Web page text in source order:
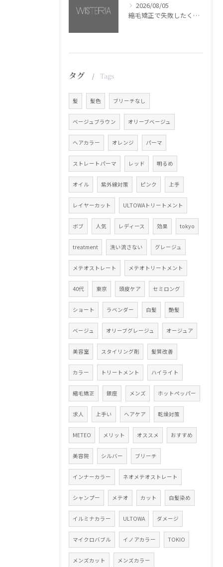
2026/08/05
縮毛矯正で失敗したくない方へ【銀座・美容室WISTERIA】
タグ Tags
髪 髪色 ブリーチなし
ベージュブラウン オリーブベージュ
ヘアカラー オレンジ パーマ
ストレートパーマ レッド 明るめ
オイル 紫外線対策 ピンク 上手
レイヤーカット ULTOWAトリートメント
ボブ 人気 レディース 効果 tokyo
treatment 洗い流さない グレージュ
メテオストレート メテオトリートメント
40代 東京 頭皮ケア セミロング
ショート ラベンダー 白髪 艶髪
ベージュ オリーブグレージュ オージュア
美容室 スタイリング剤 髪質改善
カラー トリートメント ハイライト
縮毛矯正 銀座 メンズ ホットペッパー
求人 上手い ヘアケア 乾燥対策
METEO メリット オススメ おすすめ
美容院 シルバー ブリーチ
インナーカラー ネオメテオストレート
シャンプー メテオ カット 白髪染め
イルミナカラー ULTOWA ダメージ
マイクロバブル イノアカラー TOKIO
メンズカット メンズカラー